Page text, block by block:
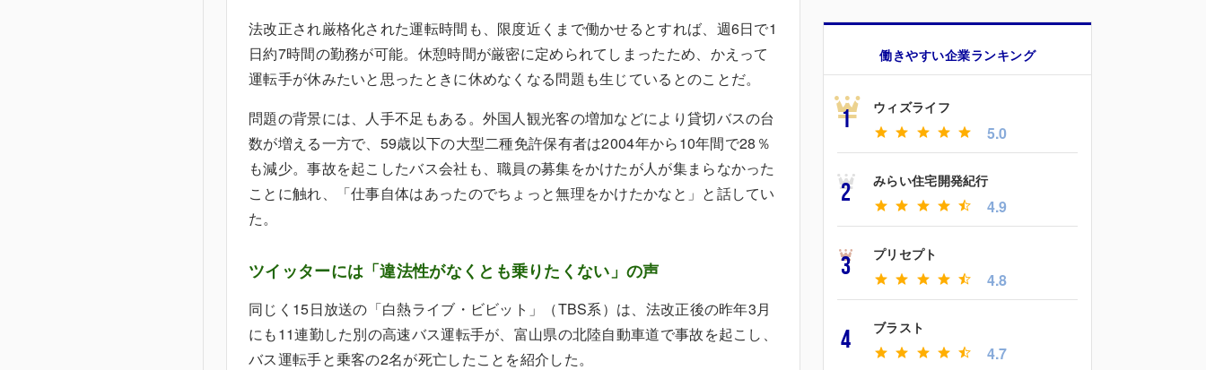
法改正され厳格化された運転時間も、限度近くまで働かせるとすれば、週6日で1
日約7時間の勤務が可能。休憩時間が厳密に定められてしまったため、かえって
運転手が休みたいと思ったときに休めなくなる問題も生じているとのことだ。
問題の背景には、人手不足もある。外国人観光客の増加などにより貸切バスの台
数が増える一方で、59歳以下の大型二種免許保有者は2004年から10年間で28％
も減少。事故を起こしたバス会社も、職員の募集をかけたが人が集まらなかった
ことに触れ、「仕事自体はあったのでちょっと無理をかけたかなと」と話してい
た。
ツイッターには「違法性がなくとも乗りたくない」の声
同じく15日放送の「白熱ライブ・ビビット」（TBS系）は、法改正後の昨年3月
にも11連勤した別の高速バス運転手が、富山県の北陸自動車道で事故を起こし、
バス運転手と乗客の2名が死亡したことを紹介した。
働きやすい企業ランキング
1 ウィズライフ
5.0
2 みらい住宅開発紀行
4.9
3 プリセプト
4.8
4 ブラスト
4.7